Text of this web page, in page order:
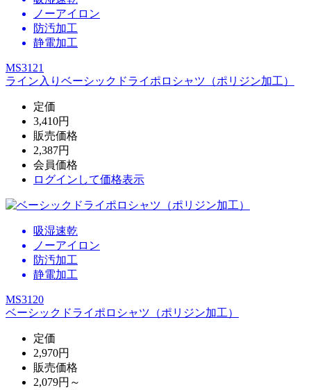
ノーアイロン
防汚加工
静電加工
MS3121
ライン入りベーシックドライポロシャツ（ポリジン加工）
定価
3,410円
販売価格
2,387円
会員価格
ログイン して価格表示
吸湿速乾
ノーアイロン
防汚加工
静電加工
MS3120
ベーシックドライポロシャツ（ポリジン加工）
定価
2,970円
販売価格
2,079円～